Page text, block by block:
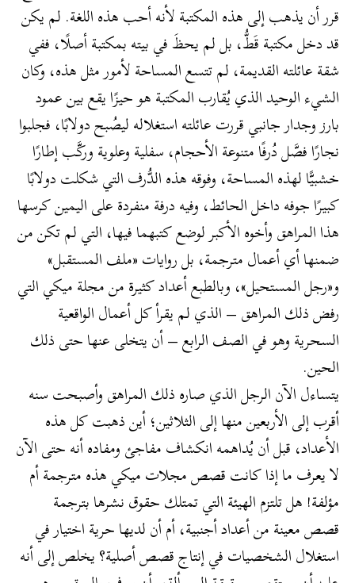
قرر أن يذهب إلى هذه المكتبة لأنه أحب هذه اللغة. لم يكن
قد دخل مكتبة قَطُّ، بل لم يحظَ في بيته بمكتبة أصلًا، ففي
شقة عائلته القديمة، لم تتسع المساحة لأمور مثل هذه، وكان
الشيء الوحيد الذي يُقارب المكتبة هو حيزًا يقع بين عمود
بارز وجدار جانبي قررت عائلته استغلاله ليصُبح دولابًا، فجلبوا
نجارًا فصَّل دُرفًا متنوعة الأحجام، سفلية وعلوية وركَّب إطارًا
خشبيًّا لهذه المساحة، وفوقه هذه الدُّرف التي شكلت دولابًا
كبيرًا جوفه داخل الحائط، وفيه درفة منفردة على اليمين كرسها
هذا المراهق وأخوه الأكبر لوضع كتبهما فيها، التي لم تكن من
ضمنها أي أعمال مترجمة، بل روايات «ملف المستقبل»
و«رجل المستحيل»، وبالطبع أعداد كثيرة من مجلة ميكي التي
رفض ذلك المراهق – الذي لم يقرأ كل أعمال الواقعية
السحرية وهو في الصف الرابع – أن يتخلى عنها حتى ذلك
الحين.
يتساءل الآن الرجل الذي صاره ذلك المراهق وأصبحت سنه
أقرب إلى الأربعين منها إلى الثلاثين؛ أين ذهبت كل هذه
الأعداد، قبل أن يُداهمه انكشاف مفاجئ ومفاده أنه حتى الآن
لا يعرف ما إذا كانت قصص مجلات ميكي هذه مترجمة أم
مؤلفة! هل تلتزم الهيئة التي تمتلك حقوق نشرها بترجمة
قصص معينة من أعداد أجنبية، أم أن لديها حرية اختيار في
استغلال الشخصيات في إنتاج قصص أصلية؟ يخلص إلى أنه